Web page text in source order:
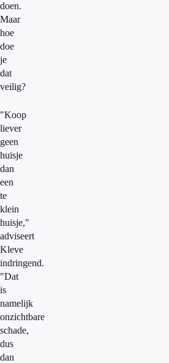
doen.
Maar
hoe
doe
je
dat
veilig?
"Koop
liever
geen
huisje
dan
een
te
klein
huisje,"
adviseert
Kleve
indringend.
"Dat
is
namelijk
onzichtbare
schade,
dus
dan